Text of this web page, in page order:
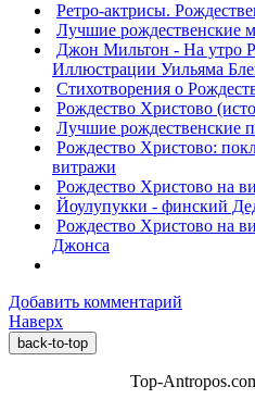
Ретро-актрисы.
Лучшие рождественские
Джон Мильтон - На утро
Иллюстрации Уильяма
Стихотворения о
Рождество Христово
Лучшие рождественские
Рождество Христово:
витражи
Рождество Христово на
Йоулупукки - финский
Рождество Христово на
Джонса
Добавить комментарий
Наверх
back-to-top
Top-